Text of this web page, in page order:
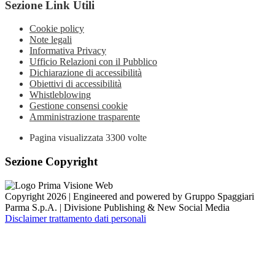
Sezione Link Utili
Cookie policy
Note legali
Informativa Privacy
Ufficio Relazioni con il Pubblico
Dichiarazione di accessibilità
Obiettivi di accessibilità
Whistleblowing
Gestione consensi cookie
Amministrazione trasparente
Pagina visualizzata 3300 volte
Sezione Copyright
Copyright 2026 | Engineered and powered by Gruppo Spaggiari
Parma S.p.A. | Divisione Publishing & New Social Media
Disclaimer trattamento dati personali